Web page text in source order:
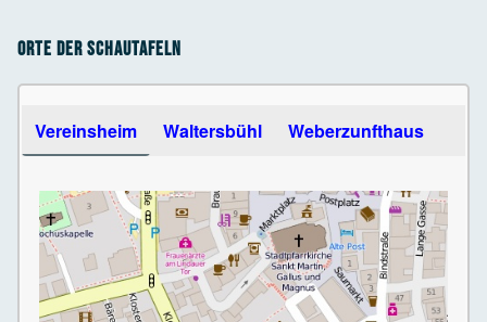
Orte der Schautafeln
Use the arrow keys to navigate between tabs
Vereinsheim Waltersbühl Weberzunfthaus